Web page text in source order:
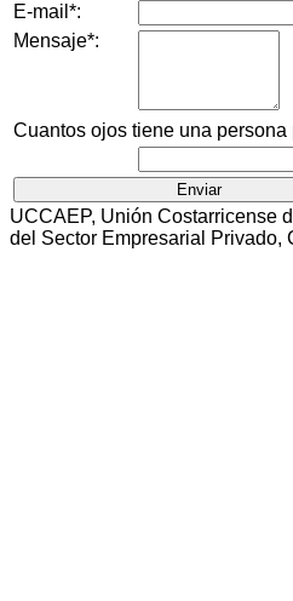
E-mail*:
Mensaje*:
Cuantos ojos tiene una persona
UCCAEP, Unión Costarricense
del Sector Empresarial Privado,